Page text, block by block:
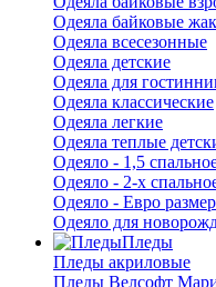
Одеяла байковые
Одеяла всесезонные
Одеяла детские
Одеяла для
Одеяла классические
Одеяла легкие
Одеяла теплые
Одеяло - 1,5
Одеяло - 2-х
Одеяло - Евро
Одеяло для
Пледы
Пледы акриловые
Пледы Велсофт